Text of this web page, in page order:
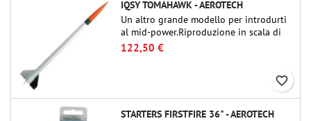
IQSY TOMAHAWK - AEROTECH
Un altro grande modello per introdurti
al mid-power.Riproduzione in scala di
un famoso razzo-sonda, dalle dimensioni
contenute e adatto per passare a kit di
122,50 €
favorite_border
STARTERS FIRSTFIRE 36" - AEROTECH